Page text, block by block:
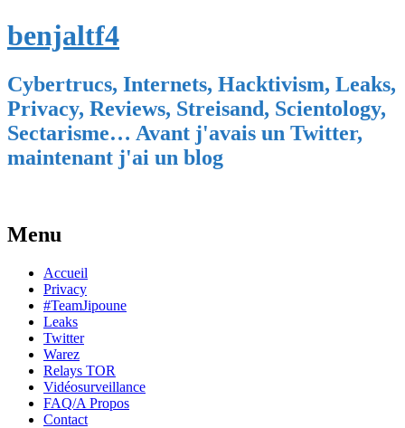
benjaltf4
Cybertrucs, Internets, Hacktivism, Leaks,
Privacy, Reviews, Streisand, Scientology,
Sectarisme… Avant j'avais un Twitter,
maintenant j'ai un blog
Menu
Skip
content
Accueil
Privacy
#TeamJipoune
Leaks
Twitter
Warez
Relays TOR
Vidéosurveillance
FAQ/A Propos
Contact